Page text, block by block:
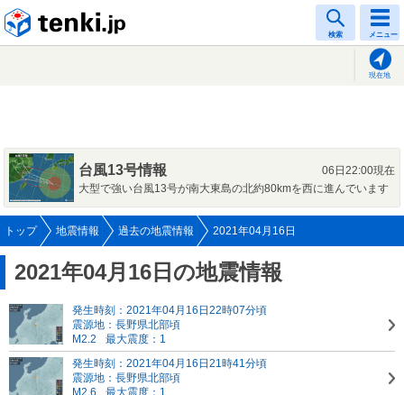
検索 メニュー
現在地
台風13号情報
06日22:00現在
大型で強い台風13号が南大東島の北約80kmを西に進んでいます
トップ 地震情報 過去の地震情報 2021年04月16日
2021年04月16日の地震情報
発生時刻：2021年04月16日22時07分頃
震源地：長野県北部頃
M2.2
最大震度：1
発生時刻：2021年04月16日21時41分頃
震源地：長野県北部頃
M2.6
最大震度：1